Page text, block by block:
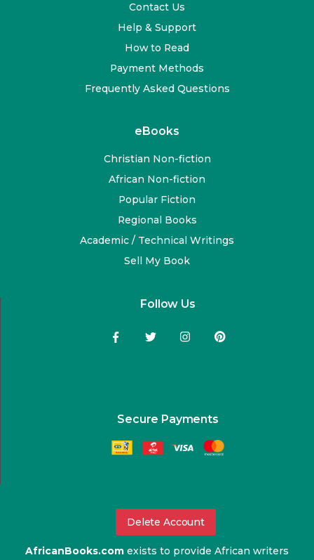
Contact Us
Help & Support
How to Read
Payment Methods
Frequently Asked Questions
eBooks
Christian Non-fiction
African Non-fiction
Popular Fiction
Regional Books
Academic / Technical Writings
Sell My Book
Follow Us
Secure Payments
Delete Account
AfricanBooks.com exists to provide African writers